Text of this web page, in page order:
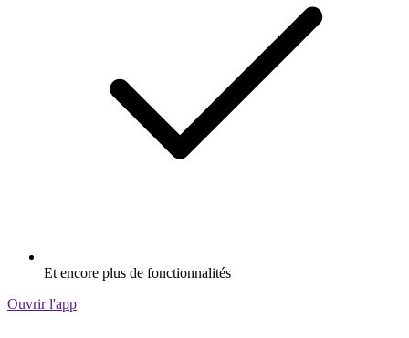
Et encore plus de fonctionnalités
Ouvrir l'app